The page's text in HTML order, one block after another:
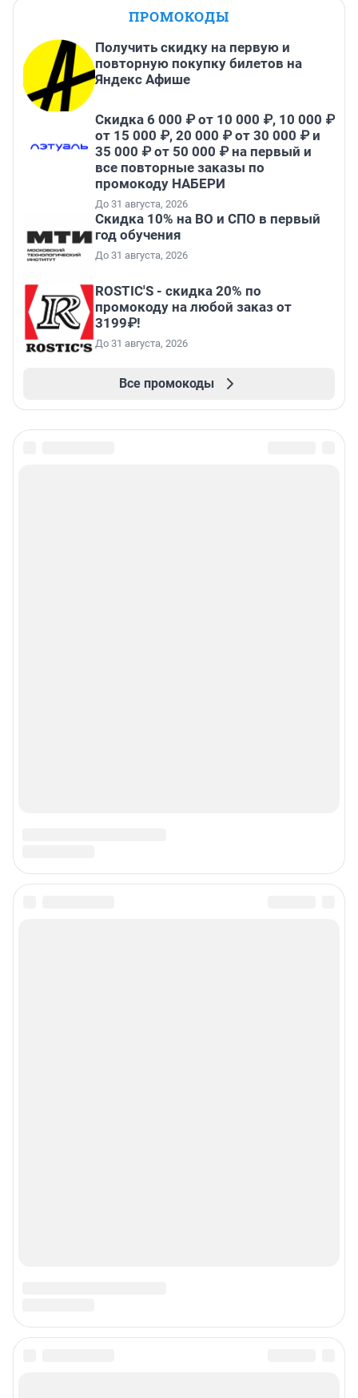
ПРОМОКОДЫ
Получить скидку на первую и
повторную покупку билетов на
Яндекс Афише
Скидка 6 000 ₽ от 10 000 ₽, 10 000 ₽
от 15 000 ₽, 20 000 ₽ от 30 000 ₽ и
35 000 ₽ от 50 000 ₽ на первый и
все повторные заказы по
промокоду НАБЕРИ
До 31 августа, 2026
Скидка 10% на ВО и СПО в первый
год обучения
До 31 августа, 2026
ROSTIC'S - скидка 20% по
промокоду на любой заказ от
3199₽!
До 31 августа, 2026
Все промокоды